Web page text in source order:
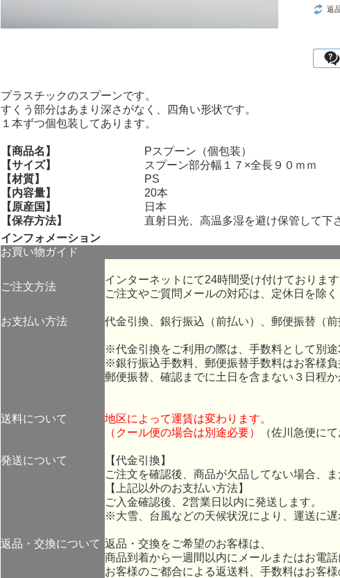
返
プラスチックのスプーンです。
すくう部分はあまり深さがなく、四角い形状です。
１本ずつ個包装してあります。
【商品名】
Pスプーン（個包装）
【サイズ】
スプーン部分幅１７×全長９０ｍｍ
【材質】
PS
【内容量】
20本
【原産国】
日本
【保存方法】
直射日光、高温多湿を避け保管して下
インフォメーション
お買い物ガイド
ご注文方法
インターネットにて24時間受け付けております
ご注文やご質問メールの対応は、定休日を除
お支払い方法 代金引換、銀行振込（前払い）、郵便振替（前
※代金引換をご利用の際は、手数料として別途
※銀行振込手数料、郵便振替手数料はお客様
郵便振替、確認までに土日を含まない３日程
送料について
地区によって運賃は変わります。
（クール便の場合は別途必要）
（佐川急便に
発送について
【代金引換】
ご注文を確認後、商品が欠品してない場合、
【上記以外のお支払い方法】
ご入金確認後、2営業日以内に発送します。
※大雪、台風などの天候状況により、運送に
返品・交換について 返品・交換をご希望のお客様は、
商品到着から一週間以内にメールまたはお電話
お客様のご都合による返送料、手数料はお客